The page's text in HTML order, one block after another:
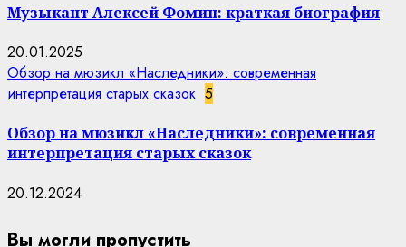
Музыкант Алексей Фомин: краткая биография
20.01.2025
Обзор на мюзикл «Наследники»: современная
интерпретация старых сказок 5
Обзор на мюзикл «Наследники»: современная
интерпретация старых сказок
20.12.2024
Вы могли пропустить